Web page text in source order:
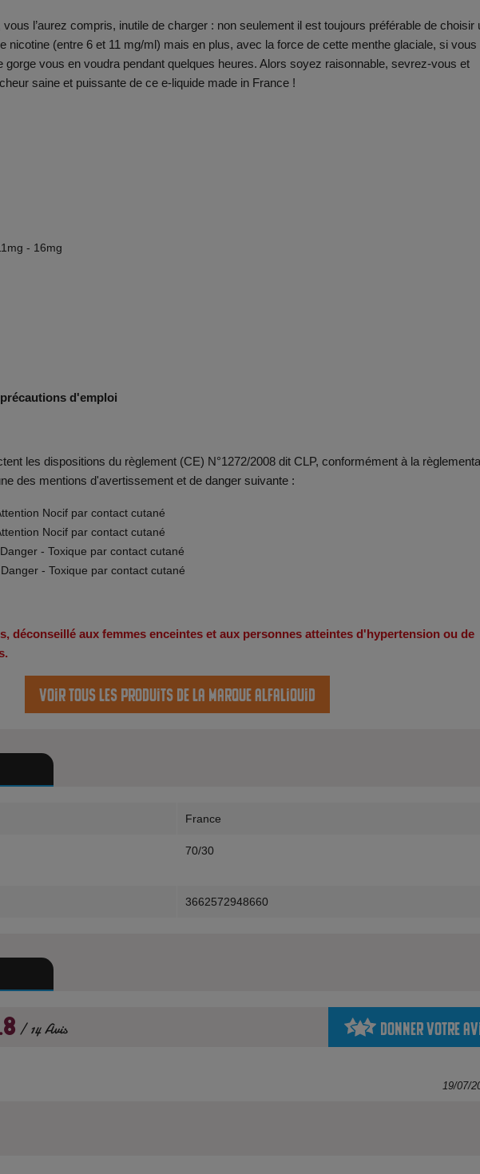
l’aurez compris, inutile de charger : non seulement il est toujours préférable de choisir
nicotine (entre 6 et 11 mg/ml) mais en plus, avec la force de cette menthe glaciale, si vous
gorge vous en voudra pendant quelques heures. Alors soyez raisonnable, sevrez-vous et
saine et puissante de ce e-liquide made in France !
- 16mg
d'emploi
les dispositions du règlement (CE) N°1272/2008 dit CLP, conformément à la
des mentions d'avertissement et de danger suivante :
Nocif par contact cutané
Nocif par contact cutané
- Toxique par contact cutané
- Toxique par contact cutané
déconseillé aux femmes enceintes et aux personnes atteintes d'hypertension ou de
Voir tous les produits de la marque Alfaliquid
France
70/30
3662572948660
14 Avis Donner votre
19/07/